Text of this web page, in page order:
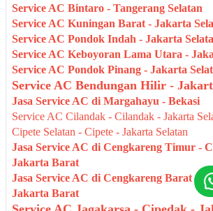
Service AC Bintaro - Tangerang Selatan
Service AC Kuningan Barat - Jakarta
Service AC Pondok Indah - Jakarta
Service AC Keboyoran Lama Utara -
Service AC Pondok Pinang - Jakarta
Service AC Bendungan Hilir -
Jasa Service AC di Margahayu - Bekasi
Service AC Cilandak - Cilandak - Jakarta
Cipete Selatan - Cipete - Jakarta Selatan
Jasa Service AC di Cengkareng Timur -
Jakarta Barat
Jasa Service AC di Cengkareng Barat -
Jakarta Barat